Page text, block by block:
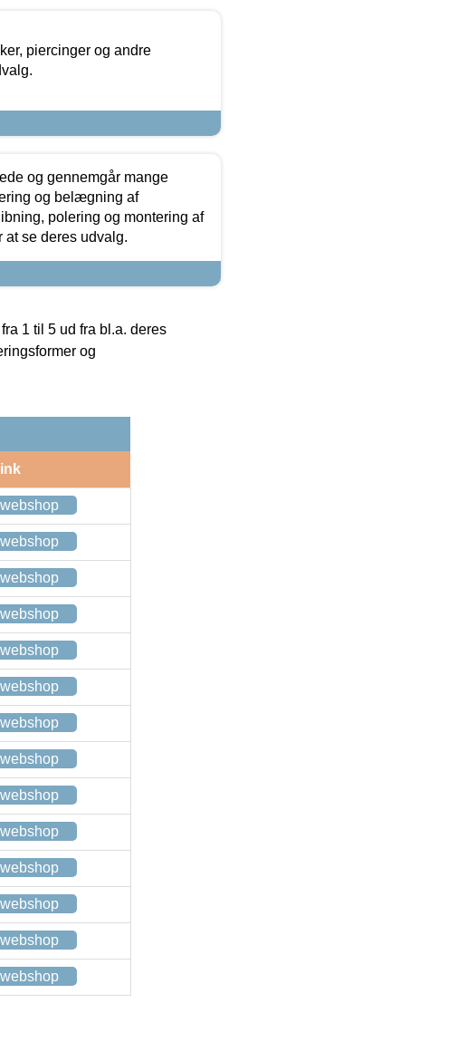
piercinger og andre
og gennemgår mange
og belægning af
polering og montering af
se deres udvalg.
1 til 5 ud fra bl.a. deres
og